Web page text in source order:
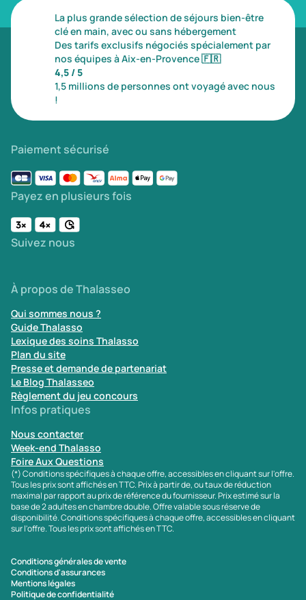
La plus grande sélection de séjours bien-être
clé en main, avec ou sans hébergement
Des tarifs exclusifs négociés spécialement par
nos équipes à Aix-en-Provence🇫🇷
4,5 / 5
1,5 millions de personnes ont voyagé avec nous
!
Paiement sécurisé
Payez en plusieurs fois
Suivez nous
À propos de Thalasseo
Qui sommes nous ?
Guide Thalasso
Lexique des soins Thalasso
Plan du site
Presse et demande de partenariat
Le Blog Thalasseo
Règlement du jeu concours
Infos pratiques
Nous contacter
Week-end Thalasso
Foire Aux Questions
(*) Conditions spécifiques à chaque offre, accessibles en cliquant sur l'offre.
Tous les prix sont affichés en TTC. Prix à partir de, ou taux de réduction
maximal par rapport au prix de référence du fournisseur. Prix estimé sur la
base de 2 adultes en chambre double. Offre valable sous réserve de
disponibilité. Conditions spécifiques à chaque offre, accessibles en cliquant
sur l'offre. Tous les prix sont affichés en TTC.
Conditions générales de vente
Conditions d'assurances
Mentions légales
Politique de confidentialité